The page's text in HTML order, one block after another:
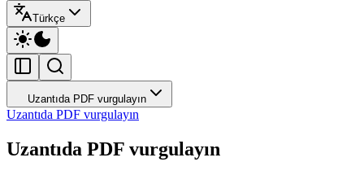
Türkçe
Uzantıda PDF vurgulayın
Uzantıda PDF vurgulayın
Uzantıda PDF vurgulayın